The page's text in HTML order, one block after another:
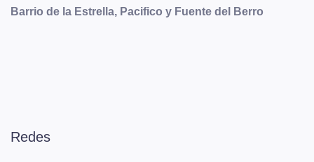
Barrio de la Estrella, Pacifico y Fuente del Berro
Redes